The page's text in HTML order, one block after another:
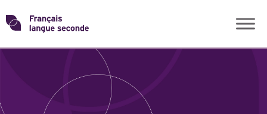
Skip
toTransformons
THÈMES